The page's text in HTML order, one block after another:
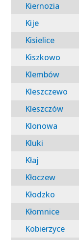
Kiernozia
Kije
Kisielice
Kiszkowo
Klembów
Kleszczewo
Kleszczów
Klonowa
Kluki
Kłaj
Kłoczew
Kłodzko
Kłomnice
Kobierzyce